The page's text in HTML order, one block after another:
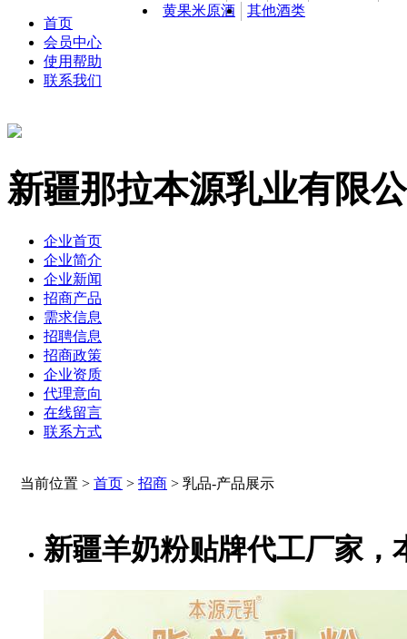
首页
会员中心
使用帮助
联系我们
新疆那拉本源乳业有限
企业首页
企业简介
企业新闻
招商产品
需求信息
招聘信息
招商政策
企业资质
代理意向
在线留言
联系方式
当前位置 > 首页 > 招商 > 乳品-产品展示
新疆羊奶粉贴牌代工厂家，
黄果米原酒 其他酒类